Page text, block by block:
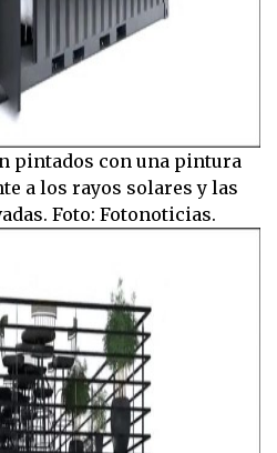
pintados con una pintura
a los rayos solares y las
Foto: Fotonoticias.